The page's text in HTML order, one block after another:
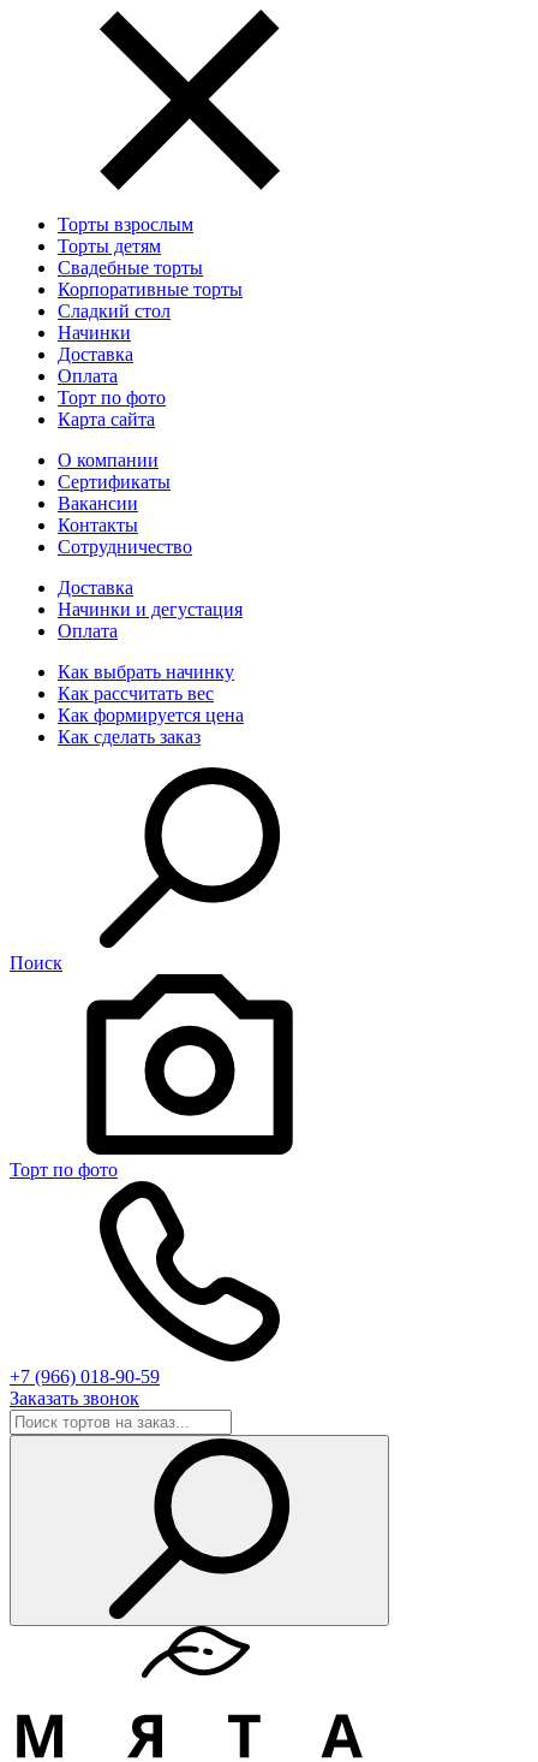
Торты взрослым
Торты детям
Свадебные торты
Корпоративные торты
Сладкий стол
Начинки
Доставка
Оплата
Торт по фото
Карта сайта
О компании
Сертификаты
Вакансии
Контакты
Сотрудничество
Доставка
Начинки и дегустация
Оплата
Как выбрать начинку
Как рассчитать вес
Как формируется цена
Как сделать заказ
Поиск
Торт по фото
+7 (966) 018-90-59
Заказать звонок